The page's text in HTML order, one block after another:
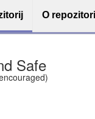
O
Safe